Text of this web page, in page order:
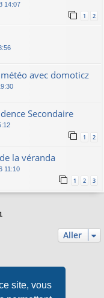
site, vous
14:07
1 2
avec domoticz
Secondaire
1 2
la véranda
11:10
1 2 3
Aller
forum